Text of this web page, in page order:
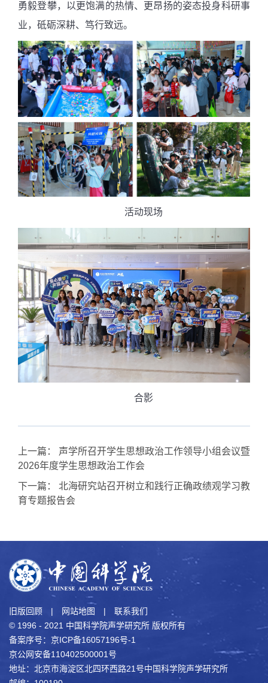
勇毅登攀，以更饱满的热情、更昂扬的姿态投身科研事
业，砥砺深耕、笃行致远。
活动现场
合影
上一篇：
声学所召开学生思想政治工作领导小组会议暨
2026年度学生思想政治工作会
下一篇：
北海研究站召开树立和践行正确政绩观学习教
育专题报告会
旧版回顾 | 网站地图 |
联系我们
© 1996 - 2021 中国科学院声学研究所 版权所有
备案序号：京ICP备16057196号-1
京公网安备110402500001号
地址：北京市海淀区北四环西路21号中国科学院声学研究所